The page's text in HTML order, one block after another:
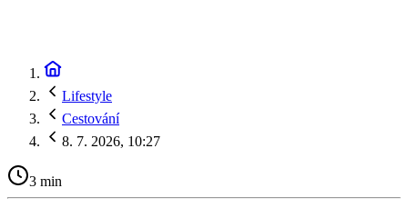
Lifestyle
Cestování
8. 7. 2026, 10:27
3 min